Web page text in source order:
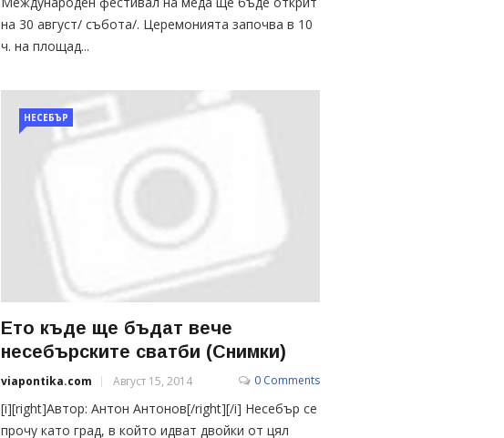
на 30 август/ събота/. Церемонията започва в 10
ч. на площад...
НЕСЕБЪР
Ето къде ще бъдат вече
несебърските сватби (Снимки)
viapontika.com Август 15, 2014 0 Comments
[i][right]Автор: Антон Антонов[/right][/i] Несебър се
прочу като град, в който идват двойки от цял